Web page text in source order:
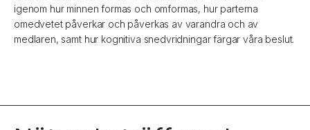
igenom hur minnen formas och omformas, hur parterna
omedvetet påverkar och påverkas av varandra och av
medlaren, samt hur kognitiva snedvridningar färgar våra beslut.